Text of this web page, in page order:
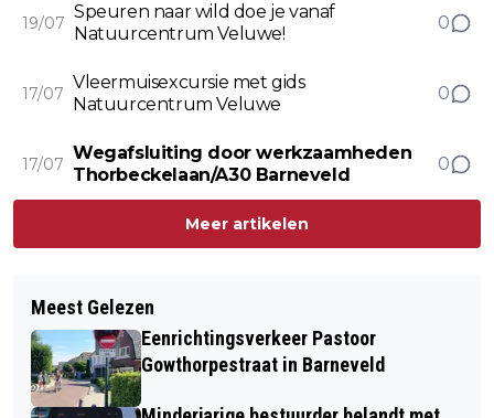
19/07
Speuren naar wild doe je vanaf
Natuurcentrum Veluwe!
0
17/07
Vleermuisexcursie met gids
Natuurcentrum Veluwe
0
17/07
Wegafsluiting door werkzaamheden
Thorbeckelaan/A30 Barneveld
0
Meer artikelen
Meest Gelezen
Eenrichtingsverkeer Pastoor
Gowthorpestraat in Barneveld